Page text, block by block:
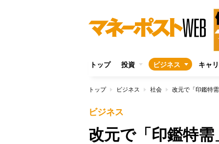
トップ 投資 ビジネス キャ
トップ ビジネス 社会 改元で「印鑑特
ビジネス
改元で「印鑑特